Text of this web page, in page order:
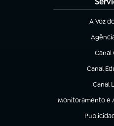
A Voz
(abre
(abre
Canal
(abre
Canal
(abre em
Canal
(abre
Monitoramento e
(abre em nova
(abre em